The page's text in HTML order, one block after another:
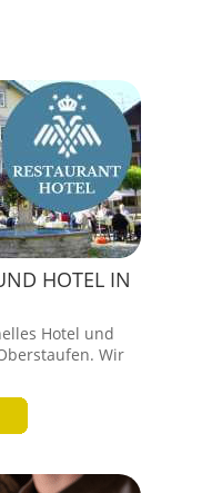
HOTEL IN
Hotel und
Wir